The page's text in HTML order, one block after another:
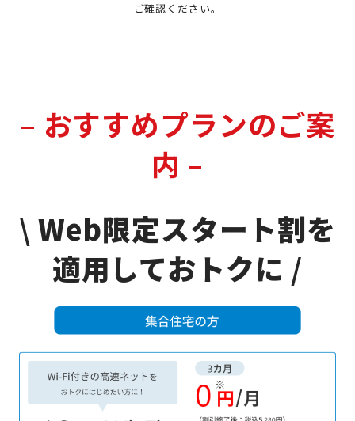
ご確認ください。
– おすすめプランのご案
内 –
\ Web限定スタート割を
適用しておトクに /